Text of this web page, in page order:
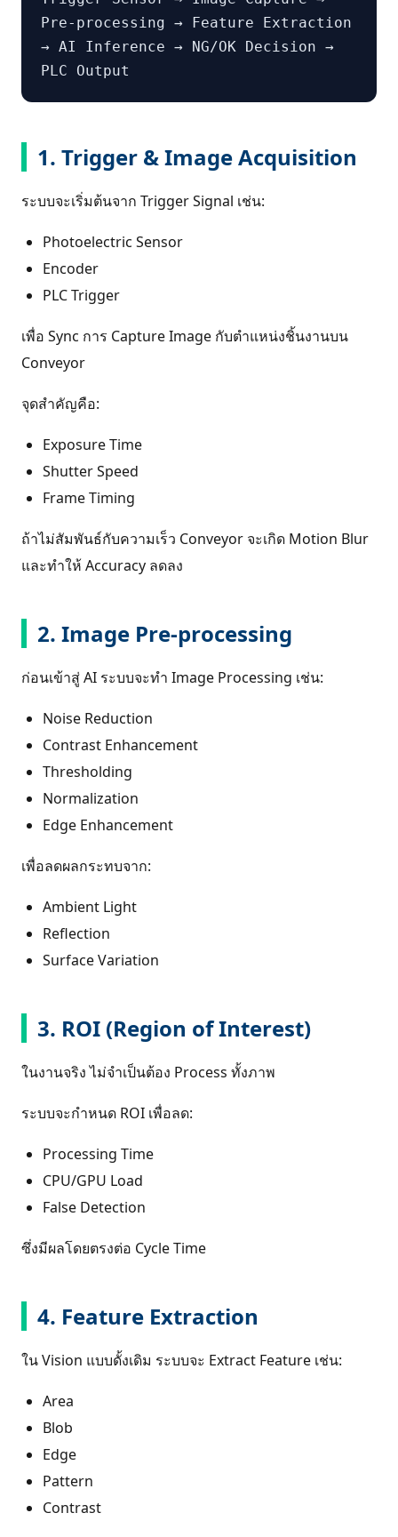
Pre-processing → Feature Extraction
→ AI Inference → NG/OK Decision →
PLC Output
1. Trigger & Image Acquisition
ระบบจะเริ่มต้นจาก Trigger Signal เช่น:
Photoelectric Sensor
Encoder
PLC Trigger
เพื่อ Sync การ Capture Image กับตำแหน่งชิ้นงานบน
Conveyor
จุดสำคัญคือ:
Exposure Time
Shutter Speed
Frame Timing
ถ้าไม่สัมพันธ์กับความเร็ว Conveyor จะเกิด Motion Blur
และทำให้ Accuracy ลดลง
2. Image Pre-processing
ก่อนเข้าสู่ AI ระบบจะทำ Image Processing เช่น:
Noise Reduction
Contrast Enhancement
Thresholding
Normalization
Edge Enhancement
เพื่อลดผลกระทบจาก:
Ambient Light
Reflection
Surface Variation
3. ROI (Region of Interest)
ในงานจริง ไม่จำเป็นต้อง Process ทั้งภาพ
ระบบจะกำหนด ROI เพื่อลด:
Processing Time
CPU/GPU Load
False Detection
ซึ่งมีผลโดยตรงต่อ Cycle Time
4. Feature Extraction
ใน Vision แบบดั้งเดิม ระบบจะ Extract Feature เช่น:
Area
Blob
Edge
Pattern
Contrast